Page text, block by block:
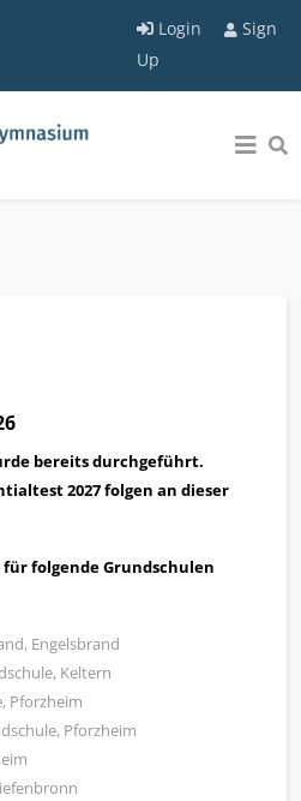
Login
Sign
Up
bereits durchgeführt.
2027 folgen an dieser
folgende Grundschulen
Engelsbrand
Keltern
Pforzheim
Pforzheim